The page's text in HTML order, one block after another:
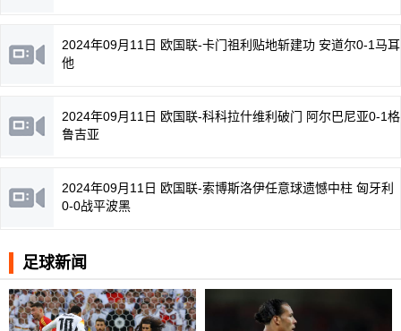
2024年09月11日 欧国联-卡门祖利贴地斩建功 安道尔0-1马耳
他
2024年09月11日 欧国联-科科拉什维利破门 阿尔巴尼亚0-1格
鲁吉亚
2024年09月11日 欧国联-索博斯洛伊任意球遗憾中柱 匈牙利
0-0战平波黑
足球新闻